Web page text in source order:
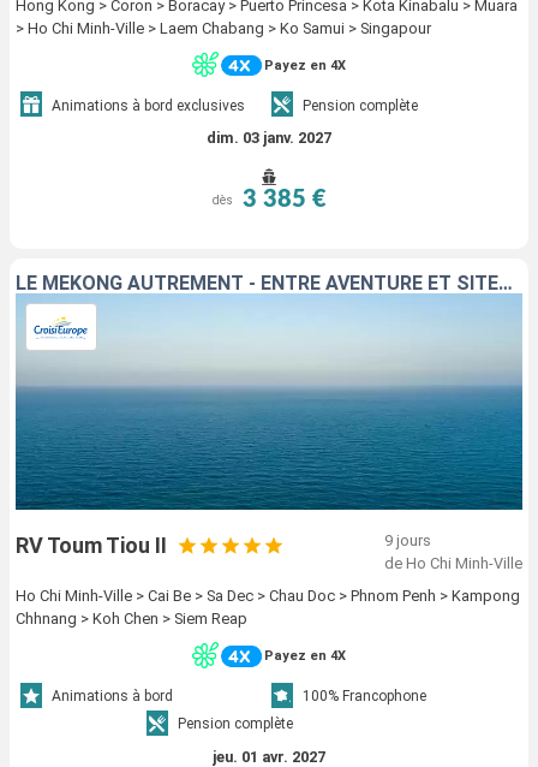
Hong Kong > Coron > Boracay > Puerto Princesa > Kota Kinabalu > Muara
> Ho Chi Minh-Ville > Laem Chabang > Ko Samui > Singapour
Payez en 4X
Animations à bord exclusives Pension complète
dim. 03 janv. 2027
dès 3 385 €
LE MÉKONG AUTREMENT - ENTRE AVENTURE ET SITES INCONTOURNABLES
RV Toum Tiou II
9 jours
de Ho Chi Minh-Ville
Ho Chi Minh-Ville > Cai Be > Sa Dec > Chau Doc > Phnom Penh > Kampong
Chhnang > Koh Chen > Siem Reap
Payez en 4X
Animations à bord
100% Francophone
Pension complète
jeu. 01 avr. 2027